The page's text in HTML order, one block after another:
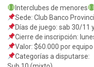
Interclubes de menores
Sede: Club Banco
Días de juego: sab 30/11
Cierre de inscripción:
Valor: $60.000 por equipo
Categorías a disputarse: